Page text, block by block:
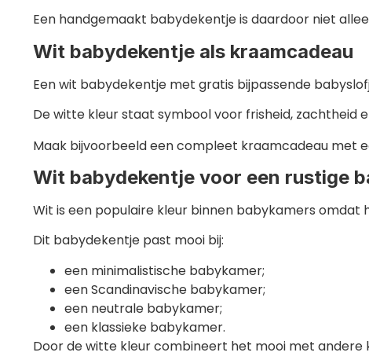
Een handgemaakt babydekentje is daardoor niet
Wit babydekentje als kraamcadeau
Een wit babydekentje met gratis bijpassende
De witte kleur staat symbool voor frisheid, zachtheid
Maak bijvoorbeeld een compleet kraamcadeau met
Wit babydekentje voor een rustige
Wit is een populaire kleur binnen babykamers omdat
Dit babydekentje past mooi bij:
een minimalistische babykamer;
een Scandinavische babykamer;
een neutrale babykamer;
een klassieke babykamer.
Door de witte kleur combineert het mooi met andere